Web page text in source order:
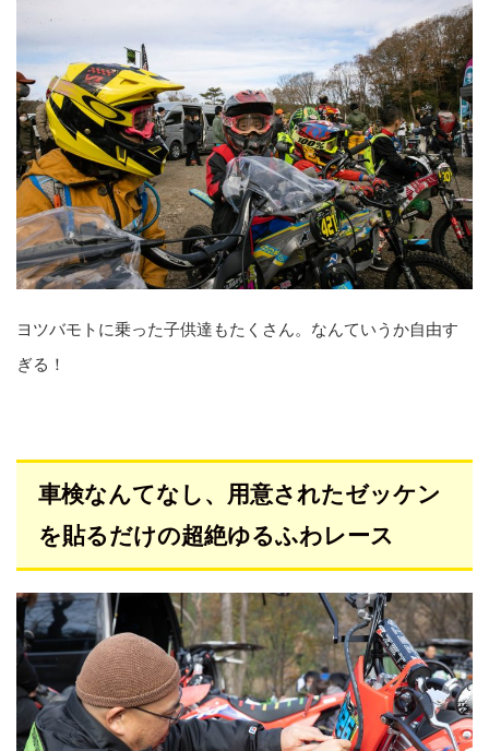
ヨツバモトに乗った子供達もたくさん。なんていうか自由す
ぎる！
車検なんてなし、用意されたゼッケン
を貼るだけの超絶ゆるふわレース